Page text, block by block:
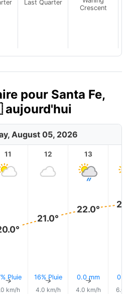
Last Quarter
Crescent
pour Santa Fe,
August 05, 2026
11
Pluie
↑
km/h
12
21.0°
16% Pluie
↑
4.0 km/h
13
22.0°
0.0 mm
↑
4.0 km/h
0.0
6.0